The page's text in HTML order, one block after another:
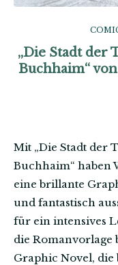
„Die Stadt der
Buchhaim“
Mit „Die Stadt der
Buchhaim“ haben
eine brillante
und fantastisch
für ein intensives
die Romanvorlage
Graphic Novel, die